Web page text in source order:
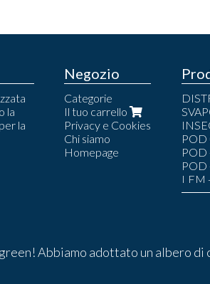
la
la
Negozio
Categorie
Il tuo carrello
Privacy e Cookies
Chi siamo
Homepage
POD
POD
POD
LEM
POD
Abbiamo adottato un albero